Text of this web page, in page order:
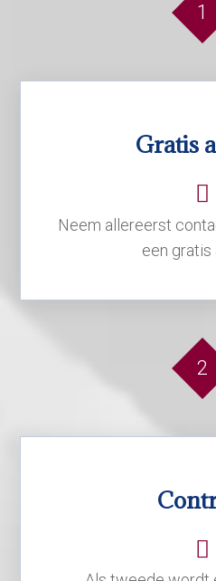
1
Gratis
Neem allereerst
een gratis
2